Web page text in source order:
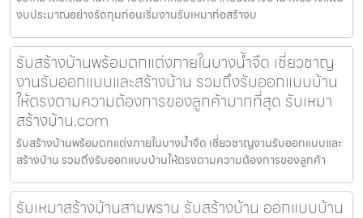
งบประมาณอย่างรัดกุมก่อนเริ่มงานรับเหมาก่อสร้างบ
รับสร้างบ้านพร้อมตกแต่งภายในบางน้ำจืด เชี่ยวชาญ
งานรับออกแบบและสร้างบ้าน รวมถึงรับออกแบบบ้าน
ให้ตรงตามความต้องการของลูกค้ามากที่สุด รับเหมา
สร้างบ้าน.com
รับสร้างบ้านพร้อมตกแต่งภายในบางน้ำจืด เชี่ยวชาญงานรับออกแบบและ
สร้างบ้าน รวมถึงรับออกแบบบ้านให้ตรงตามความต้องการของลูกค้า
รับเหมาสร้างบ้านสามพราน รับสร้างบ้าน ออกแบบบ้าน